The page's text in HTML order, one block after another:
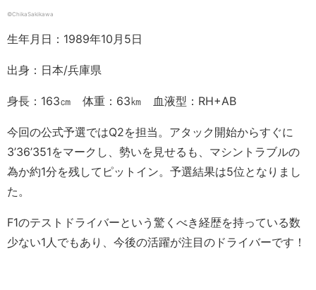
©ChikaSakikawa
生年月日：1989年10月5日
出身：日本/兵庫県
身長：163㎝ 体重：63㎞ 血液型：RH+AB
今回の公式予選ではQ2を担当。アタック開始からすぐに
3’36’351をマークし、勢いを見せるも、マシントラブルの
為か約1分を残してピットイン。予選結果は5位となりまし
た。
F1のテストドライバーという驚くべき経歴を持っている数
少ない1人でもあり、今後の活躍が注目のドライバーです！